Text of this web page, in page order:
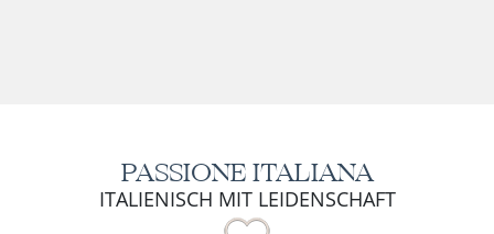
PASSIONE ITALIANA
ITALIENISCH MIT LEIDENSCHAFT